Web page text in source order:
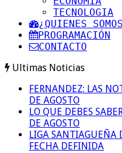
TECNOLOGIA
¿QUIENES
PROGRAMACIÓN
CONTACTO
Ultimas Noticias
FERNANDEZ: LAS
DE AGOSTO
LO QUE DEBES
DE AGOSTO
LIGA SANTIAGUEÑA
FECHA DEFINIDA